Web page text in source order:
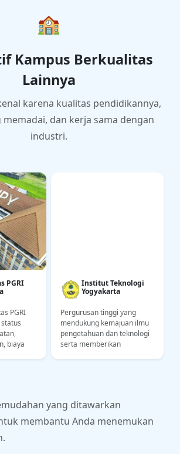
🏫
Kampus Berkualitas
Lainnya
karena kualitas pendidikannya,
dan kerja sama dengan
industri.
PGRI
PGRI
biaya
Institut Teknologi
Yogyakarta
Pergurusan tinggi yang
mendukung kemajuan ilmu
pengetahuan dan teknologi
serta memberikan
yang ditawarkan
membantu Anda menemukan